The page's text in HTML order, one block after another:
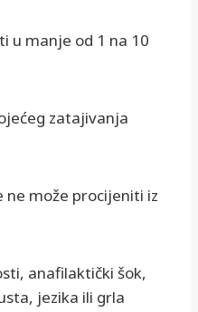
u manje od 1 na 10
zatajivanja
ne može procijeniti iz
anafilaktički šok,
jezika ili grla